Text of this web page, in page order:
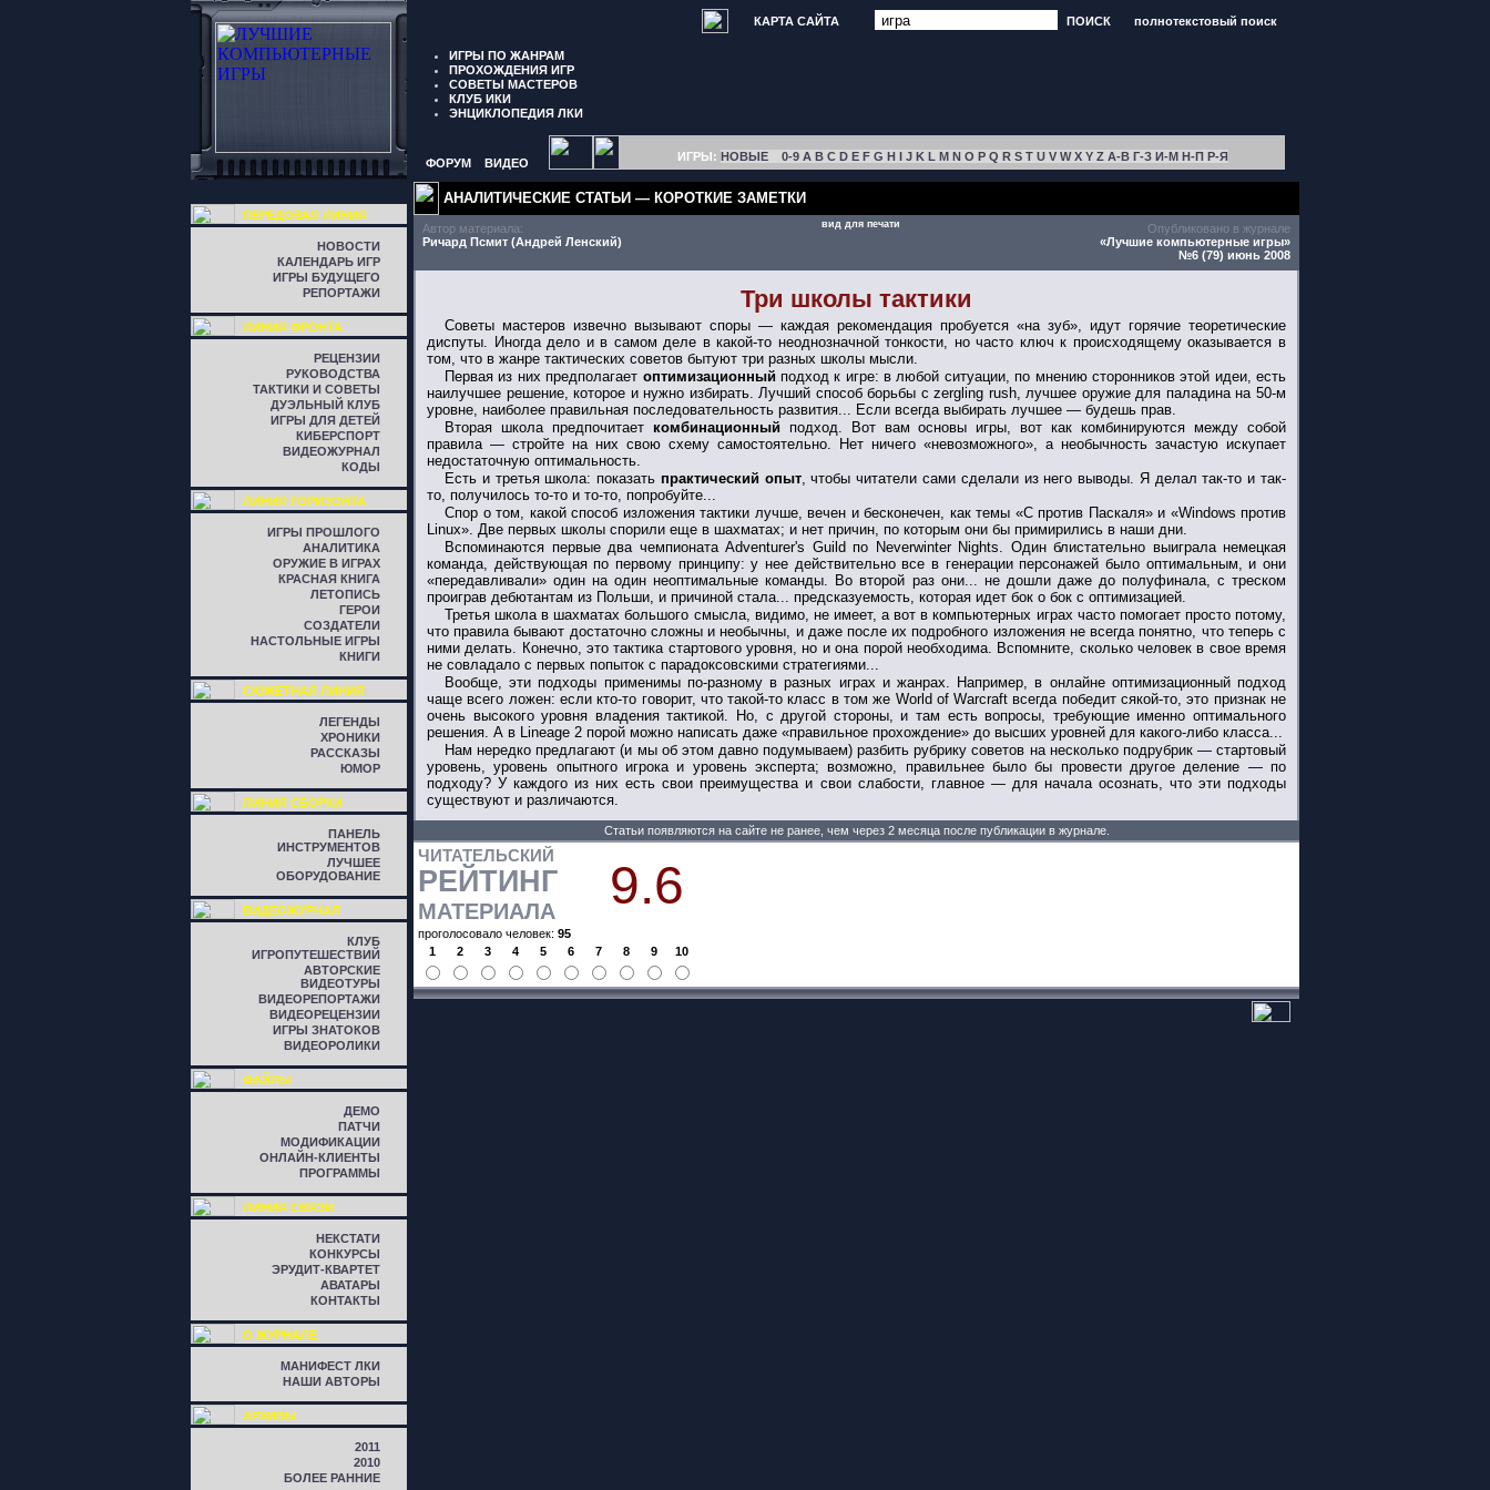
КАРТА САЙТА ПОИСК полнотекстовый поиск
ИГРЫ ПО ЖАНРАМ
ПРОХОЖДЕНИЯ ИГР
СОВЕТЫ МАСТЕРОВ
КЛУБ ИКИ
ЭНЦИКЛОПЕДИЯ ЛКИ
ФОРУМ ВИДЕО ИГРЫ: НОВЫЕ 0-9 A B C D E F G H I J K L M N O P Q R S T U V W X Y Z А-В Г-З И-М Н-П Р-Я
ПЕРЕДОВАЯ ЛИНИЯ
НОВОСТИ
КАЛЕНДАРЬ ИГР
ИГРЫ БУДУЩЕГО
РЕПОРТАЖИ
ЛИНИЯ ФРОНТА
РЕЦЕНЗИИ
РУКОВОДСТВА
ТАКТИКИ И СОВЕТЫ
ДУЭЛЬНЫЙ КЛУБ
ИГРЫ ДЛЯ ДЕТЕЙ
КИБЕРСПОРТ
ВИДЕОЖУРНАЛ
КОДЫ
ЛИНИЯ ГОРИЗОНТА
ИГРЫ ПРОШЛОГО
АНАЛИТИКА
ОРУЖИЕ В ИГРАХ
КРАСНАЯ КНИГА
ЛЕТОПИСЬ
ГЕРОИ
СОЗДАТЕЛИ
НАСТОЛЬНЫЕ ИГРЫ
КНИГИ
СЮЖЕТНАЯ ЛИНИЯ
ЛЕГЕНДЫ
ХРОНИКИ
РАССКАЗЫ
ЮМОР
ЛИНИЯ СБОРКИ
ПАНЕЛЬ
ИНСТРУМЕНТОВ
ЛУЧШЕЕ
ОБОРУДОВАНИЕ
ВИДЕОЖУРНАЛ
КЛУБ
ИГРОПУТЕШЕСТВИЙ
АВТОРСКИЕ
ВИДЕОТУРЫ
ВИДЕОРЕПОРТАЖИ
ВИДЕОРЕЦЕНЗИИ
ИГРЫ ЗНАТОКОВ
ВИДЕОРОЛИКИ
ФАЙЛЫ
ДЕМО
ПАТЧИ
МОДИФИКАЦИИ
ОНЛАЙН-КЛИЕНТЫ
ПРОГРАММЫ
ЛИНИЯ СВЯЗИ
НЕКСТАТИ
КОНКУРСЫ
ЭРУДИТ-КВАРТЕТ
АВАТАРЫ
КОНТАКТЫ
О ЖУРНАЛЕ
МАНИФЕСТ ЛКИ
НАШИ АВТОРЫ
АРХИВЫ
2011
2010
БОЛЕЕ РАННИЕ
АНАЛИТИЧЕСКИЕ СТАТЬИ — КОРОТКИЕ ЗАМЕТКИ
Автор материала:
Ричард Псмит (Андрей Ленский)
Опубликовано в журнале
«Лучшие компьютерные игры»
№6 (79) июнь 2008
вид для печати
Три школы тактики
Советы мастеров извечно вызывают споры — каждая рекомендация пробуется «на зуб», идут горячие теоретические
диспуты. Иногда дело и в самом деле в какой-то неоднозначной тонкости, но часто ключ к происходящему оказывается в
том, что в жанре тактических советов бытуют три разных школы мысли.
Первая из них предполагает оптимизационный подход к игре: в любой ситуации, по мнению сторонников этой идеи, есть
наилучшее решение, которое и нужно избирать. Лучший способ борьбы с zergling rush, лучшее оружие для паладина на 50-м
уровне, наиболее правильная последовательность развития... Если всегда выбирать лучшее — будешь прав.
Вторая школа предпочитает комбинационный подход. Вот вам основы игры, вот как комбинируются между собой
правила — стройте на них свою схему самостоятельно. Нет ничего «невозможного», а необычность зачастую искупает
недостаточную оптимальность.
Есть и третья школа: показать практический опыт, чтобы читатели сами сделали из него выводы. Я делал так-то и так-
то, получилось то-то и то-то, попробуйте...
Спор о том, какой способ изложения тактики лучше, вечен и бесконечен, как темы «С против Паскаля» и «Windows против
Linux». Две первых школы спорили еще в шахматах; и нет причин, по которым они бы примирились в наши дни.
Вспоминаются первые два чемпионата Adventurer's Guild по Neverwinter Nights. Один блистательно выиграла немецкая
команда, действующая по первому принципу: у нее действительно все в генерации персонажей было оптимальным, и они
«передавливали» один на один неоптимальные команды. Во второй раз они... не дошли даже до полуфинала, с треском
проиграв дебютантам из Польши, и причиной стала... предсказуемость, которая идет бок о бок с оптимизацией.
Третья школа в шахматах большого смысла, видимо, не имеет, а вот в компьютерных играх часто помогает просто потому,
что правила бывают достаточно сложны и необычны, и даже после их подробного изложения не всегда понятно, что теперь с
ними делать. Конечно, это тактика стартового уровня, но и она порой необходима. Вспомните, сколько человек в свое время
не совладало с первых попыток с парадоксовскими стратегиями...
Вообще, эти подходы применимы по-разному в разных играх и жанрах. Например, в онлайне оптимизационный подход
чаще всего ложен: если кто-то говорит, что такой-то класс в том же World of Warcraft всегда победит сякой-то, это признак не
очень высокого уровня владения тактикой. Но, с другой стороны, и там есть вопросы, требующие именно оптимального
решения. А в Lineage 2 порой можно написать даже «правильное прохождение» до высших уровней для какого-либо класса...
Нам нередко предлагают (и мы об этом давно подумываем) разбить рубрику советов на несколько подрубрик — стартовый
уровень, уровень опытного игрока и уровень эксперта; возможно, правильнее было бы провести другое деление — по
подходу? У каждого из них есть свои преимущества и свои слабости, главное — для начала осознать, что эти подходы
существуют и различаются.
Статьи появляются на сайте не ранее, чем через 2 месяца после публикации в журнале.
ЧИТАТЕЛЬСКИЙ
РЕЙТИНГ
МАТЕРИАЛА 9.6
проголосовало человек: 95
1
2 3 4 5 6 7 8 9 10